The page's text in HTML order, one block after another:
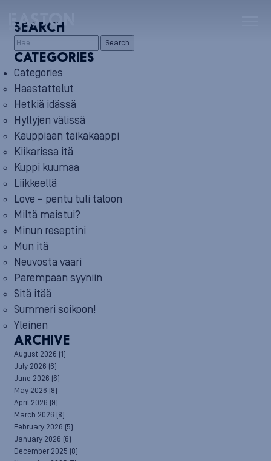
SEARCH
Search
CATEGORIES
Categories
Haastattelut
Hetkiä idässä
Hyllyjen välissä
Kauppiaan taikakaappi
Kiikarissa itä
Kuppi kuumaa
Liikkeellä
Love – pentu tuli taloon
Miltä maistui?
Minun reseptini
Mun itä
Neuvosta vaari
Parempaan syyniin
Sitä itää
Summeri soikoon!
Yleinen
ARCHIVE
August 2026 (1)
July 2026 (6)
June 2026 (6)
May 2026 (8)
April 2026 (9)
March 2026 (8)
February 2026 (5)
January 2026 (6)
December 2025 (8)